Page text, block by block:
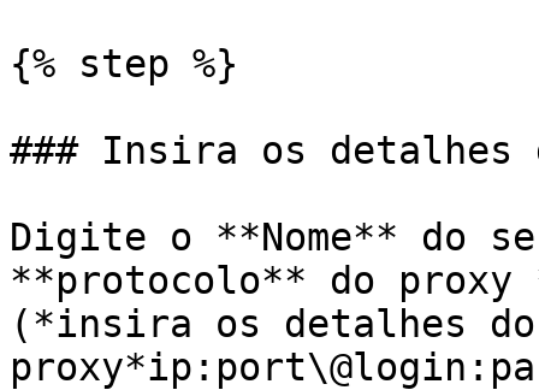
{% step %}
### Insira os detalhes
Digite o **Nome** do
**protocolo** do proxy
(*insira os detalhes do